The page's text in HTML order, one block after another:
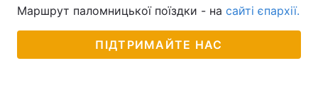
Маршрут паломницької поїздки - на сайті єпархії.
ПІДТРИМАЙТЕ НАС